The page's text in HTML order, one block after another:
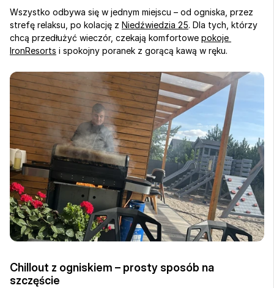
Wszystko odbywa się w jednym miejscu – od ogniska, przez
strefę relaksu, po kolację z Niedźwiedzia 25. Dla tych, którzy
chcą przedłużyć wieczór, czekają komfortowe pokoje
IronResorts i spokojny poranek z gorącą kawą w ręku.
Chillout z ogniskiem – prosty sposób na
szczęście